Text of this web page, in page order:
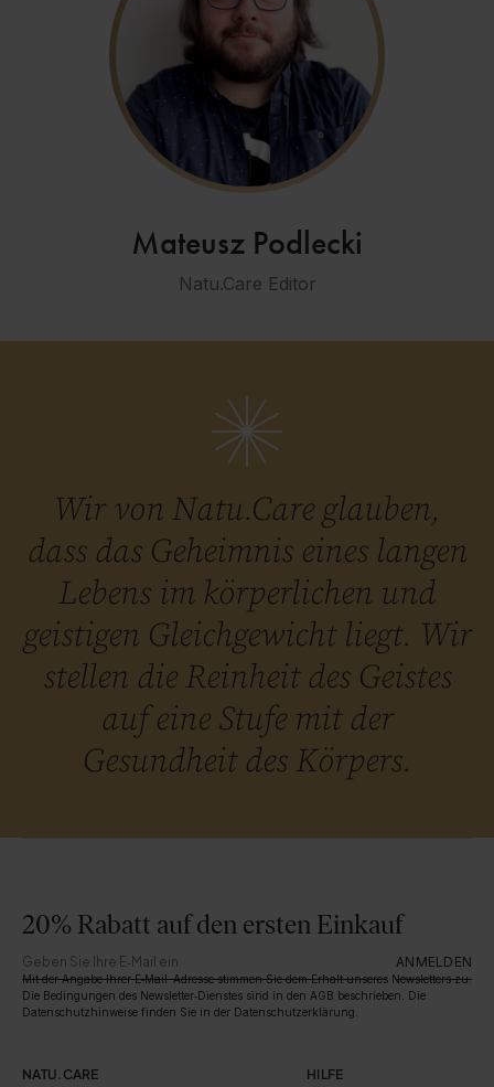
Mateusz Podlecki
Natu.Care Editor
Wir von Natu.Care glauben,
dass das Geheimnis eines langen
Lebens im körperlichen und
geistigen Gleichgewicht liegt. Wir
stellen die Reinheit des Geistes
auf eine Stufe mit der
Gesundheit des Körpers.
NATU.CARE HILFE
20% Rabatt auf den ersten Einkauf
ANMELDEN
Mit der Angabe Ihrer E‑Mail-Adresse stimmen Sie dem Erhalt unseres Newsletters zu.
Die Bedingungen des Newsletter‑Dienstes sind in den AGB beschrieben. Die
Datenschutzhinweise finden Sie in der Datenschutzerklärung.